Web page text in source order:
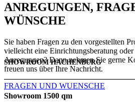
ANREGUNGEN,
WÜNSCHE
Sie haben Fragen zu den vorgestellten
vielleicht eine Einrichtungsberatung oder
Anregungen? Dann nehmen Sie gerne
freuen uns über Ihre Nachricht.
FRAGEN UND WUENSCHE
SHOWROOM HACHENBURG
Showroom 1500 qm